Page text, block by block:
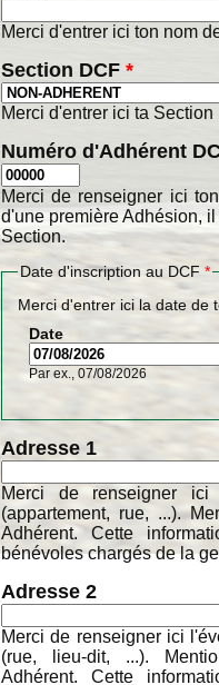
Merci d'entrer ici ton nom
Section DCF *
Merci d'entrer ici ta
Numéro d'Adhérent
Merci de renseigner ici
d'une première Adhésion,
Section.
Date d'inscription au DCF *
Merci d'entrer ici la date de
Date
Par ex., 07/08/2026
Adresse 1
Merci de renseigner
(appartement, rue, ...).
Adhérent. Cette
bénévoles chargés de la
Adresse 2
Merci de renseigner ici
(rue, lieu-dit, ...).
Adhérent. Cette